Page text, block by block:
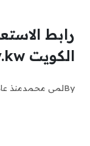
رابط
الكويت smportal.mew.gov.kw
Byلمى محمدمنذ